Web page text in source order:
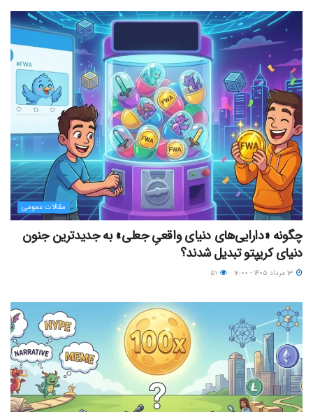
مقالات عمومی
چگونه «دارایی‌های دنیای واقعیِ جعلی» به جدیدترین جنون
دنیای کریپتو تبدیل شدند؟